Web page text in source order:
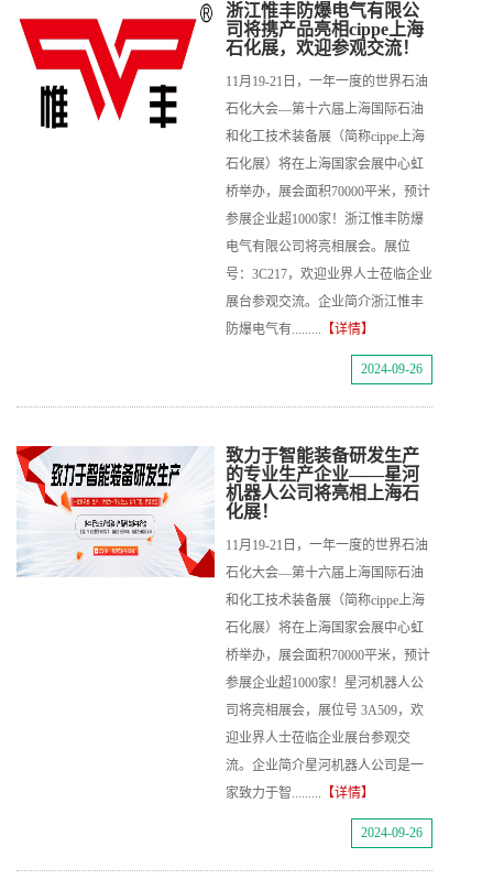
浙江惟丰防爆电气有限公
司将携产品亮相cippe上海
石化展，欢迎参观交流！
11月19-21日，一年一度的世界石油
石化大会—第十六届上海国际石油
和化工技术装备展（简称cippe上海
石化展）将在上海国家会展中心虹
桥举办，展会面积70000平米，预计
参展企业超1000家！浙江惟丰防爆
电气有限公司将亮相展会。展位
号：3C217，欢迎业界人士莅临企业
展台参观交流。企业简介浙江惟丰
防爆电气有......... 【详情】
2024-09-26
致力于智能装备研发生产
的专业生产企业——星河
机器人公司将亮相上海石
化展！
11月19-21日，一年一度的世界石油
石化大会—第十六届上海国际石油
和化工技术装备展（简称cippe上海
石化展）将在上海国家会展中心虹
桥举办，展会面积70000平米，预计
参展企业超1000家！星河机器人公
司将亮相展会，展位号 3A509，欢
迎业界人士莅临企业展台参观交
流。企业简介星河机器人公司是一
家致力于智......... 【详情】
2024-09-26